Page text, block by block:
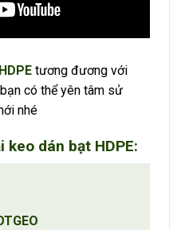
tương đương với
có thể yên tâm sử
nhé
keo dán bạt HDPE: